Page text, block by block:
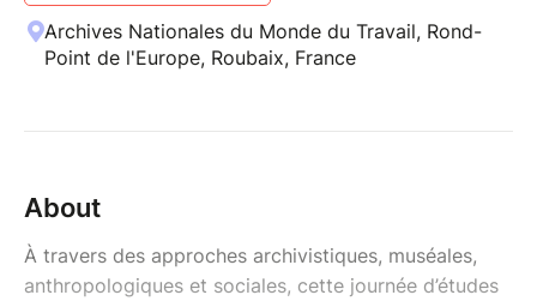
Archives Nationales du Monde du Travail, Rond-
Point de l'Europe, Roubaix, France
About
À travers des approches archivistiques, muséales,
anthropologiques et sociales, cette journée d’études